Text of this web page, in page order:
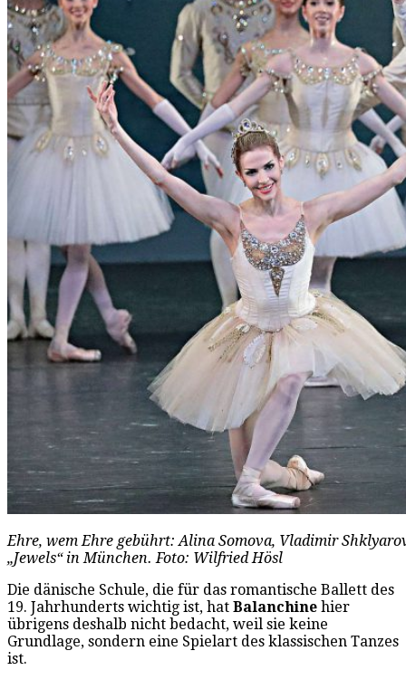
Ehre, wem Ehre gebührt: Alina Somova, Vladimir
„Jewels“ in München. Foto: Wilfried Hösl
Die dänische Schule, die für das romantische Ballett des
19. Jahrhunderts wichtig ist, hat Balanchine hier
übrigens deshalb nicht bedacht, weil sie keine
Grundlage, sondern eine Spielart des klassischen Tanzes
ist.